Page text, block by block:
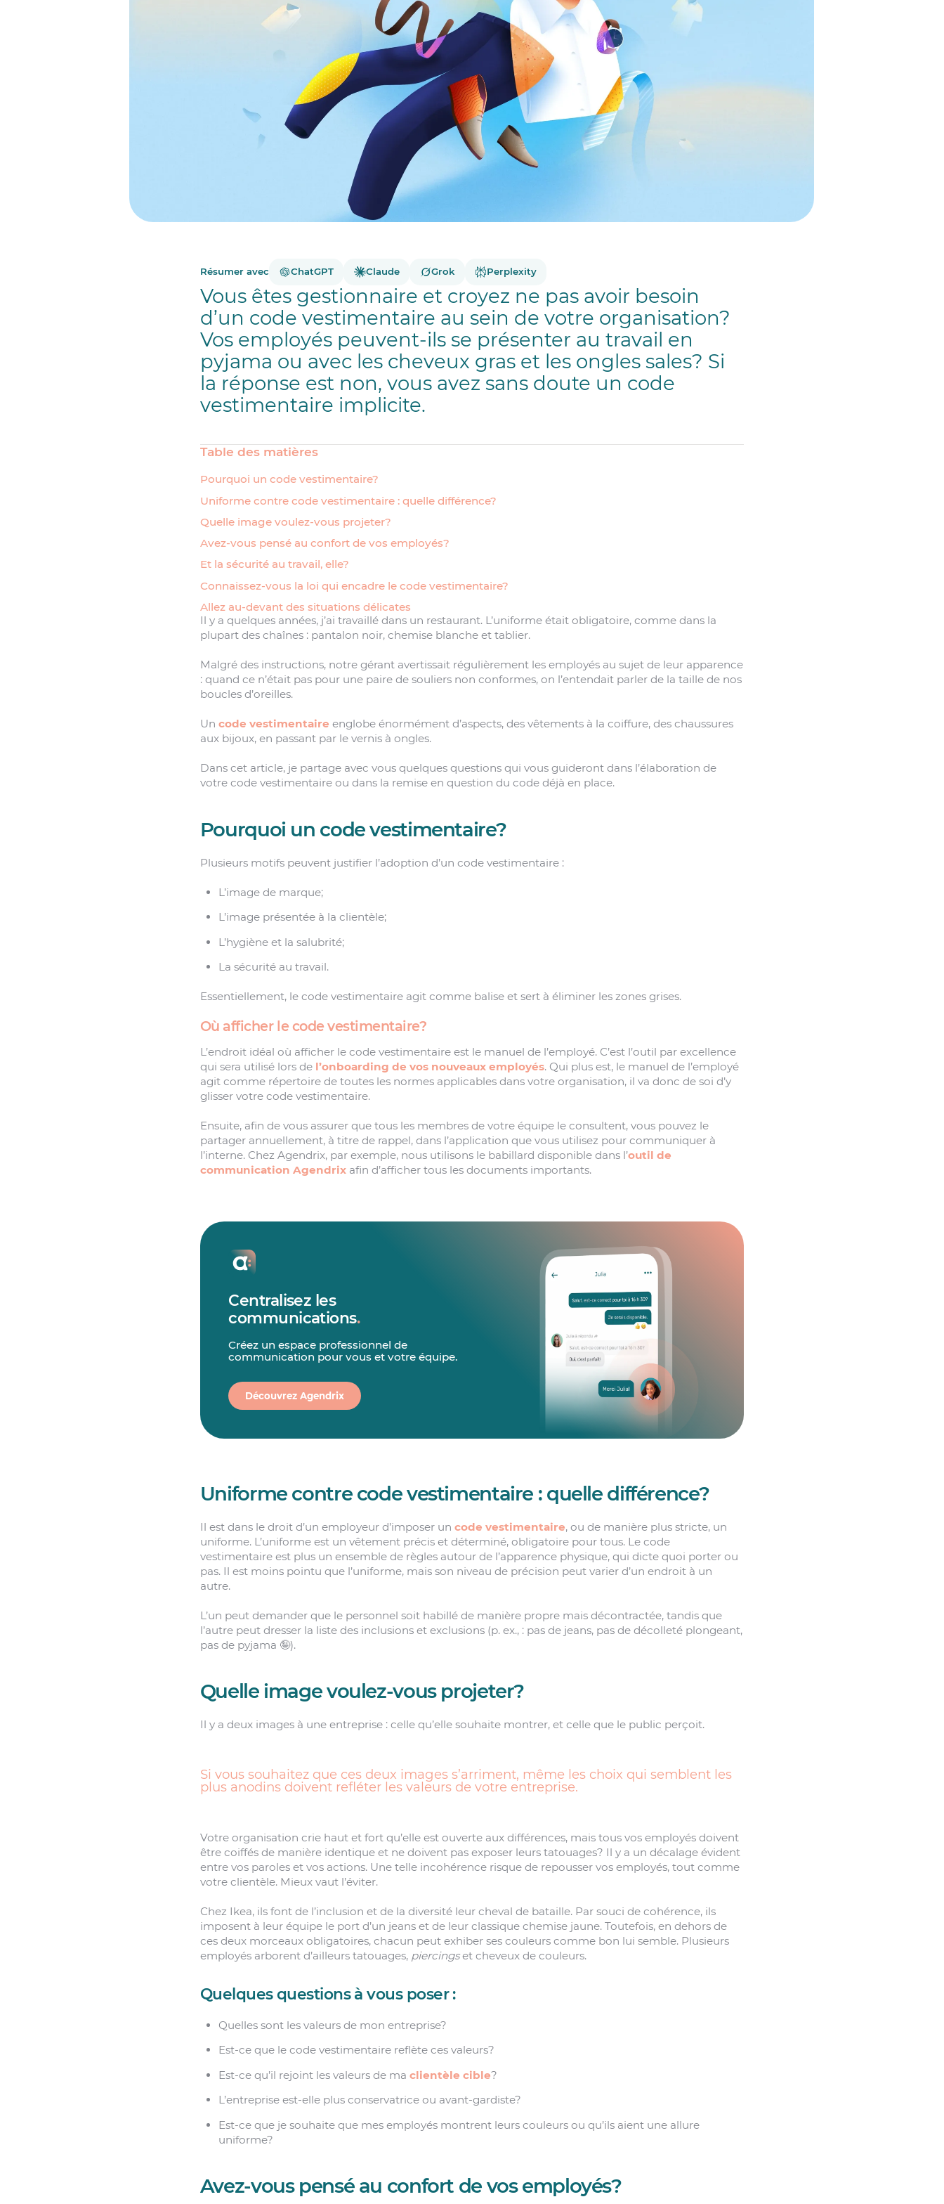
Résumer avec ChatGPT Claude Grok Perplexity
Vous êtes gestionnaire et croyez ne pas avoir besoin
d’un code vestimentaire au sein de votre organisation?
Vos employés peuvent-ils se présenter au travail en
pyjama ou avec les cheveux gras et les ongles sales? Si
la réponse est non, vous avez sans doute un code
vestimentaire implicite.
Table des matières
Pourquoi un code vestimentaire?
Uniforme contre code vestimentaire : quelle différence?
Quelle image voulez-vous projeter?
Avez-vous pensé au confort de vos employés?
Et la sécurité au travail, elle?
Connaissez-vous la loi qui encadre le code vestimentaire?
Allez au-devant des situations délicates
Il y a quelques années, j’ai travaillé dans un restaurant. L’uniforme était obligatoire, comme dans la
plupart des chaînes : pantalon noir, chemise blanche et tablier.
Malgré des instructions, notre gérant avertissait régulièrement les employés au sujet de leur apparence
: quand ce n’était pas pour une paire de souliers non conformes, on l’entendait parler de la taille de nos
boucles d’oreilles.
Un code vestimentaire englobe énormément d’aspects, des vêtements à la coiffure, des chaussures
aux bijoux, en passant par le vernis à ongles.
Dans cet article, je partage avec vous quelques questions qui vous guideront dans l’élaboration de
votre code vestimentaire ou dans la remise en question du code déjà en place.
Pourquoi un code vestimentaire?
Plusieurs motifs peuvent justifier l’adoption d’un code vestimentaire :
L’image de marque;
L’image présentée à la clientèle;
L’hygiène et la salubrité;
La sécurité au travail.
Essentiellement, le code vestimentaire agit comme balise et sert à éliminer les zones grises.
Où afficher le code vestimentaire?
L’endroit idéal où afficher le code vestimentaire est le manuel de l’employé. C’est l’outil par excellence
qui sera utilisé lors de l’onboarding de vos nouveaux employés. Qui plus est, le manuel de l’employé
agit comme répertoire de toutes les normes applicables dans votre organisation, il va donc de soi d’y
glisser votre code vestimentaire.
Ensuite, afin de vous assurer que tous les membres de votre équipe le consultent, vous pouvez le
partager annuellement, à titre de rappel, dans l’application que vous utilisez pour communiquer à
l’interne. Chez Agendrix, par exemple, nous utilisons le babillard disponible dans l’outil de
communication Agendrixafin d’afficher tous les documents importants.
Centralisez les
communications.
Créez un espace professionnel de
communication pour vous et votre équipe.
Découvrez Agendrix
Uniforme contre code vestimentaire : quelle différence?
Il est dans le droit d’un employeur d’imposer un code vestimentaire, ou de manière plus stricte, un
uniforme. L’uniforme est un vêtement précis et déterminé, obligatoire pour tous. Le code
vestimentaire est plus un ensemble de règles autour de l’apparence physique, qui dicte quoi porter ou
pas. Il est moins pointu que l’uniforme, mais son niveau de précision peut varier d’un endroit à un
autre.
L’un peut demander que le personnel soit habillé de manière propre mais décontractée, tandis que
l’autre peut dresser la liste des inclusions et exclusions (p. ex., : pas de jeans, pas de décolleté plongeant,
pas de pyjama 🤪).
Quelle image voulez-vous projeter?
Il y a deux images à une entreprise : celle qu’elle souhaite montrer, et celle que le public perçoit.
Si vous souhaitez que ces deux images s’arriment, même les choix qui semblent les
plus anodins doivent refléter les valeurs de votre entreprise.
Votre organisation crie haut et fort qu’elle est ouverte aux différences, mais tous vos employés doivent
être coiffés de manière identique et ne doivent pas exposer leurs tatouages? Il y a un décalage évident
entre vos paroles et vos actions. Une telle incohérence risque de repousser vos employés, tout comme
votre clientèle. Mieux vaut l’éviter.
Chez Ikea, ils font de l’inclusion et de la diversité leur cheval de bataille. Par souci de cohérence, ils
imposent à leur équipe le port d’un jeans et de leur classique chemise jaune. Toutefois, en dehors de
ces deux morceaux obligatoires, chacun peut exhiber ses couleurs comme bon lui semble. Plusieurs
employés arborent d’ailleurs tatouages, piercingset cheveux de couleurs.
Quelques questions à vous poser :
Quelles sont les valeurs de mon entreprise?
Est-ce que le code vestimentaire reflète ces valeurs?
Est-ce qu’il rejoint les valeurs de maclientèle cible?
L’entreprise est-elle plus conservatrice ou avant-gardiste?
Est-ce que je souhaite que mes employés montrent leurs couleurs ou qu’ils aient une allure
uniforme?
Avez-vous pensé au confort de vos employés?